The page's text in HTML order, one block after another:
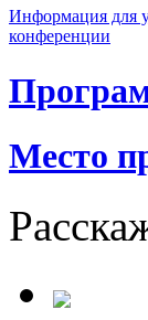
Информация для
конференции
Место